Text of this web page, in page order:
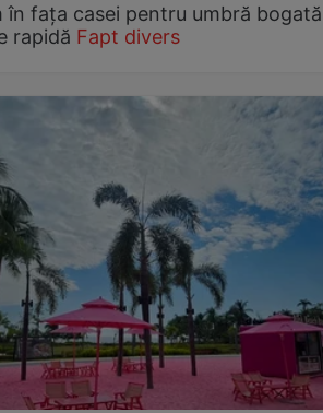
în fața casei pentru umbră
rapidă Fapt divers